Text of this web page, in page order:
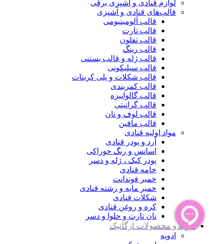
لوازم قنادی و آشپزی برقی
قالب‌های قنادی و آشپزی
قالب آلومینیومی
قالب تارت
قالب تفلون
قالب رینگ
قالب ژله و قالب بستنی
قالب سیلیکونی
قالب شکلات و پلی کربنات
قالب کمربندی
قالب گالوانیزه
قالب گرانیتی
قالب لوف و نان
قالب مافین
مواد اولیه قنادی
آرد و پودر قنادی
اسانس و رنگ خوراکی
پودر کیک ، ژله و دسر
خامه قنادی
خمیر فوندانت
خمیر مایه و رشته قنادی
شکلات قنادی
کره و روغن قنادی
نان تارت و حلوا و دسر
ادویه و محصولات ارگانیک
ادویه